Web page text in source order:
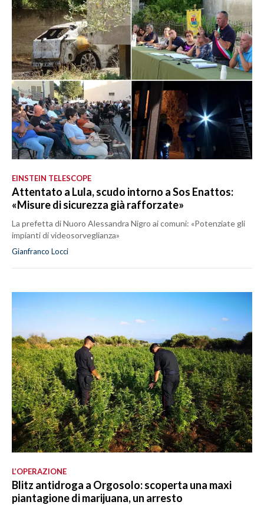
EINSTEIN TELESCOPE
Attentato a Lula, scudo intorno a Sos Enattos:
«Misure di sicurezza già rafforzate»
La prefetta di Nuoro Alessandra Nigro ai comuni: «Potenziate gli
impianti di videosorveglianza»
Gianfranco Locci
L’OPERAZIONE
Blitz antidroga a Orgosolo: scoperta una maxi
piantagione di marijuana, un arresto